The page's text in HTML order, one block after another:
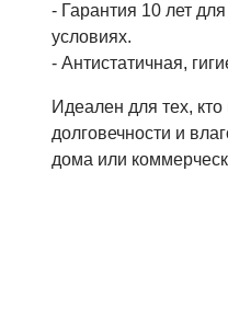
- Гарантия 10 лет
условиях.
- Антистатичная,
Идеален для тех,
долговечности и
дома или